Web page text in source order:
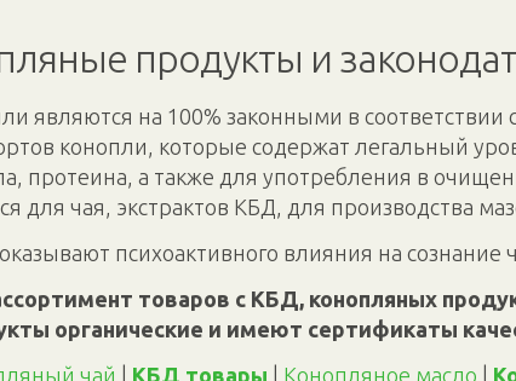
продукты и
являются на 100% законными в соответствии
конопли, которые содержат легальный
протеина, а также для употребления в
для чая, экстрактов КБД, для производства
психоактивного влияния на сознание
товаров с КБД, конопляных
органические и имеют сертификаты
чай КБД товары Конопляное масло